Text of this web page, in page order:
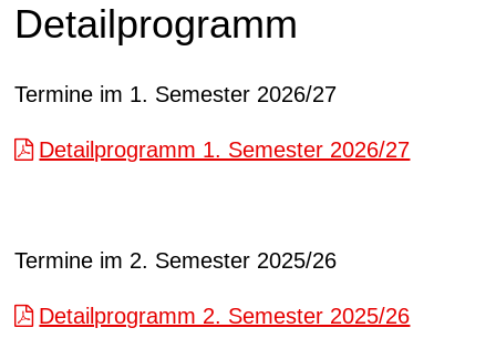
Detailprogramm
Termine im 1. Semester 2026/27
Detailprogramm 1. Semester 2026/27
Termine im 2. Semester 2025/26
Detailprogramm 2. Semester 2025/26